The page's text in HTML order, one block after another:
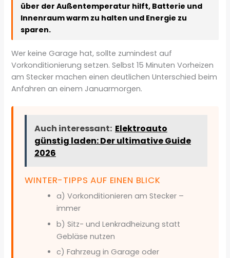
über der Außentemperatur hilft, Batterie und
Innenraum warm zu halten und Energie zu
sparen.
Wer keine Garage hat, sollte zumindest auf
Vorkonditionierung setzen. Selbst 15 Minuten Vorheizen
am Stecker machen einen deutlichen Unterschied beim
Anfahren an einem Januarmorgen.
Auch interessant: Elektroauto
günstig laden: Der ultimative Guide
2026
WINTER-TIPPS AUF EINEN BLICK
a) Vorkonditionieren am Stecker –
immer
b) Sitz- und Lenkradheizung statt
Gebläse nutzen
c) Fahrzeug in Garage oder